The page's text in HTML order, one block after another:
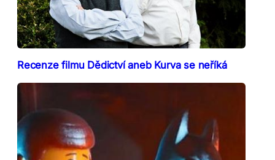
Recenze filmu Dědictví aneb Kurva se neříká